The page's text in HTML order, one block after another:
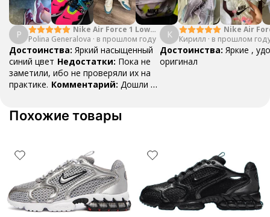
P
Nike Air Force 1 Low
College Pack White
Blue
Polina Generalova · в прошлом году
Достоинства: Яркий насыщенный
синий цвет Недостатки: Пока не
заметили, ибо не проверяли их на
практике. Комментарий: Дошли за
К
Nike Air
Yellow
Кирилл · в прошлом
Достоинства: Яркие ,
оригинал
Похожие товары